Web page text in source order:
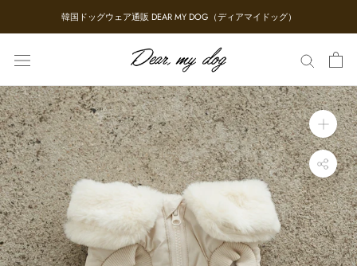
し
て
コ
ン
テ
ン
ツ
に
移
動
韓国ドッグウェア通販 DEAR MY DOG（ディアマイドッグ）